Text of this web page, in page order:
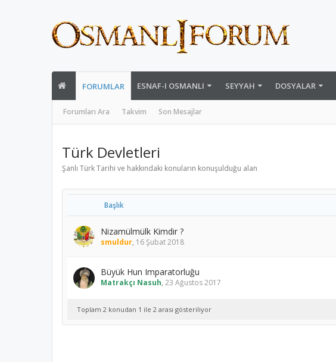
FORUMLAR
Forumları Ara Takvim Son Mesajlar
ESNAF-I OSMANLI SEYYAH DOSYALAR
Türk Devletleri
Şanlı Türk Tarihi ve hakkındaki konuların konuşulduğu alan
Başlık
Nizamülmülk Kimdir ?
smuldur, 16 Şubat 2018
Büyük Hun Imparatorluğu
Matrakçı Nasuh, 23 Ağustos 2017
Toplam 2 konudan 1 ile 2 arası gösteriliyor